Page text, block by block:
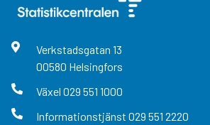
Verkstadsgatan 13
00580 Helsingfors
Växel 029 551 1000
Informationstjänst 029 551 2220